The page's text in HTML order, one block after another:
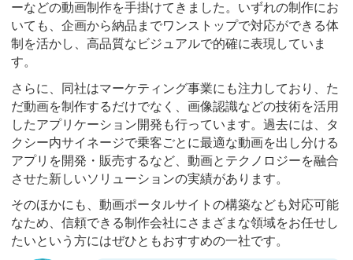
ーなどの動画制作を手掛けてきました。いずれの制作にお
いても、企画から納品までワンストップで対応ができる体
制を活かし、高品質なビジュアルで的確に表現していま
す。
さらに、同社はマーケティング事業にも注力しており、た
だ動画を制作するだけでなく、画像認識などの技術を活用
したアプリケーション開発も行っています。過去には、タ
クシー内サイネージで乗客ごとに最適な動画を出し分ける
アプリを開発・販売するなど、動画とテクノロジーを融合
させた新しいソリューションの実績があります。
そのほかにも、動画ポータルサイトの構築なども対応可能
なため、信頼できる制作会社にさまざまな領域をお任せし
たいという方にはぜひともおすすめの一社です。